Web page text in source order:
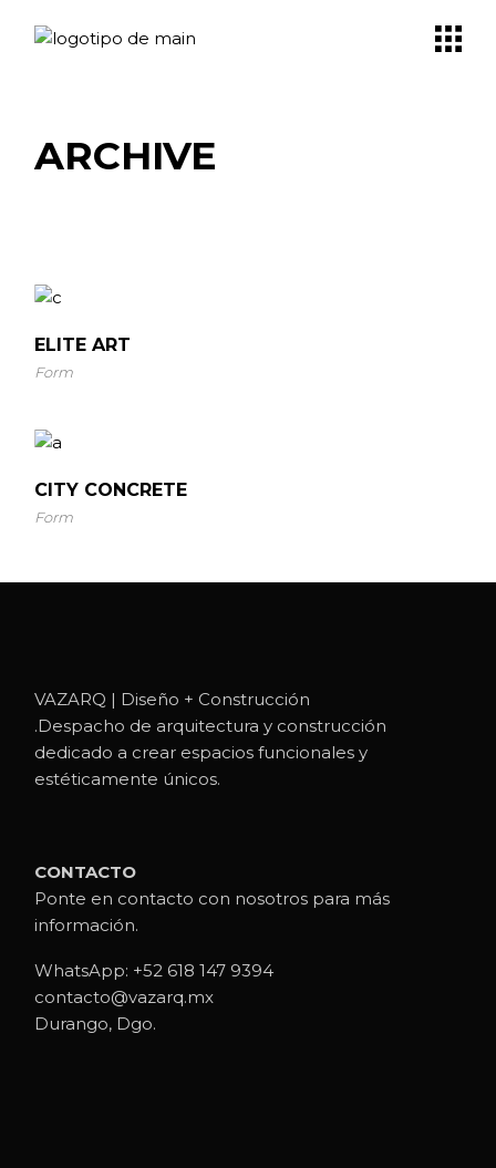
ARCHIVE
ELITE ART
Form
CITY CONCRETE
Form
VAZARQ | Diseño + Construcción
.Despacho de arquitectura y construcción
dedicado a crear espacios funcionales y
estéticamente únicos.
CONTACTO
Ponte en contacto con nosotros para más
información.
WhatsApp: +52 618 147 9394
contacto@vazarq.mx
Durango, Dgo.